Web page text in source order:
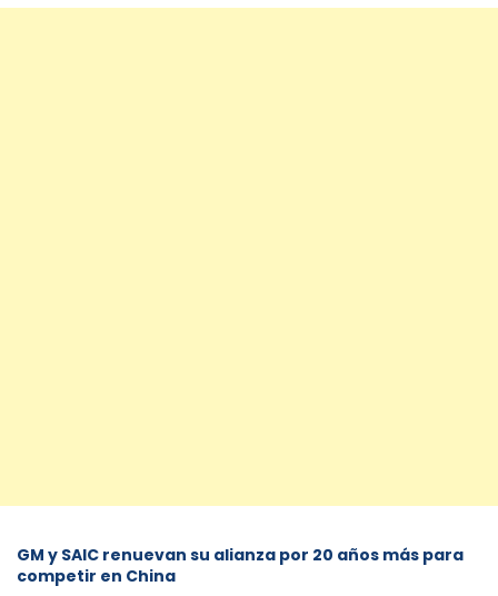
GM y SAIC renuevan su alianza por 20 años más para
competir en China